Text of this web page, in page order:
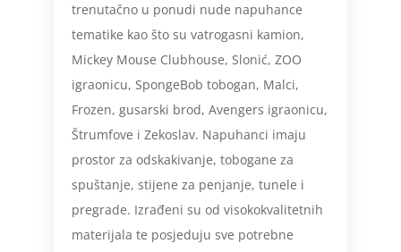
trenutačno u ponudi nude napuhance
tematike kao što su vatrogasni kamion,
Mickey Mouse Clubhouse, Slonić, ZOO
igraonicu, SpongeBob tobogan, Malci,
Frozen, gusarski brod, Avengers igraonicu,
Štrumfove i Zekoslav. Napuhanci imaju
prostor za odskakivanje, tobogane za
spuštanje, stijene za penjanje, tunele i
pregrade. Izrađeni su od visokokvalitetnih
materijala te posjeduju sve potrebne